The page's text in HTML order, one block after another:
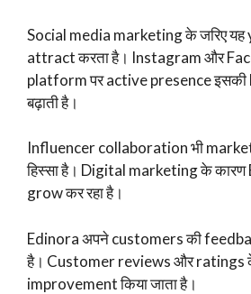
Social media marketing के जरिए यह
attract करता है। Instagram और
platform पर active presence
बढ़ाती है।
Influencer collaboration भी
हिस्सा है। Digital marketing के कारण
grow कर रहा है।
Edinora अपने customers की
है। Customer reviews और ratings
improvement किया जाता है।